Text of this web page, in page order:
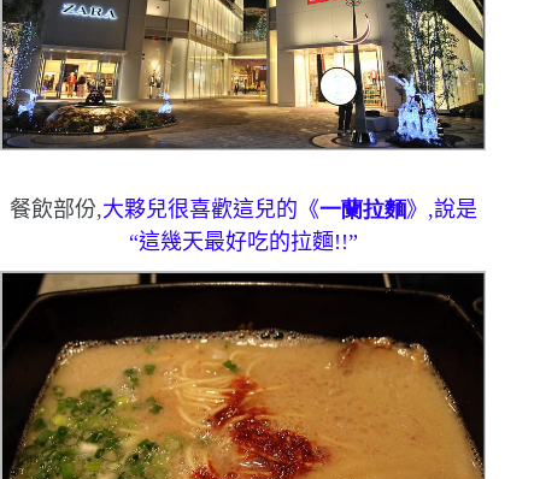
餐飲部份,大夥兒很喜歡這兒的《一蘭拉麵》,說是
“這幾天最好吃的拉麵!!”